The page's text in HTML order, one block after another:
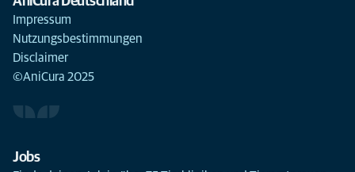
Impressum
Nutzungsbestimmungen
Disclaimer
©AniCura 2025
Jobs